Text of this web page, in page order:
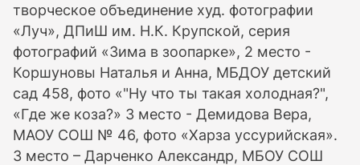
творческое объединение худ. фотографии
«Луч», ДПиШ им. Н.К. Крупской, серия
фотографий «Зима в зоопарке», 2 место -
Коршуновы Наталья и Анна, МБДОУ детский
сад 458, фото «"Ну что ты такая холодная?",
«Где же коза?» 3 место - Демидова Вера,
МАОУ СОШ № 46, фото «Харза уссурийская».
3 место – Дарченко Александр, МБОУ СОШ